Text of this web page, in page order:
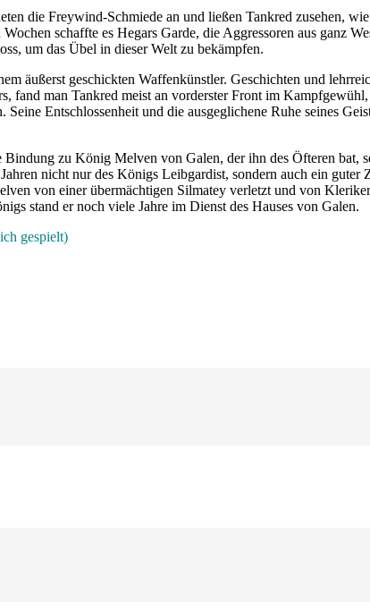
die Freywind-Schmiede an und ließen Tankred zusehen,
schaffte es Hegars Garde, die Aggressoren aus ganz
um das Übel in dieser Welt zu bekämpfen.
äußerst geschickten Waffenkünstler. Geschichten und
fand man Tankred meist an vorderster Front im
Entschlossenheit und die ausgeglichene Ruhe seines
zu König Melven von Galen, der ihn des Öfteren bat,
nicht nur des Königs Leibgardist, sondern auch ein
von einer übermächtigen Silmatey verletzt und von
stand er noch viele Jahre im Dienst des Hauses von Galen.
gespielt)